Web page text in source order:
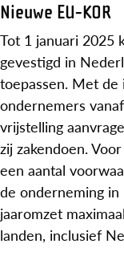
Nieuwe EU-KOR
Tot 1 januari 2025
gevestigd in
toepassen. Met
ondernemers
vrijstelling
zij zakendoen.
een aantal
de onderneming
jaaromzet
landen, inclusief